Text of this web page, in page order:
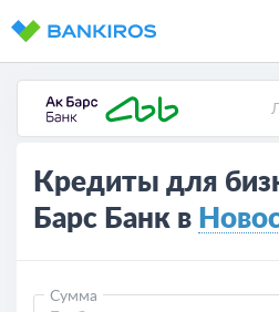
Кредиты для
Барс Банк в
Сумма